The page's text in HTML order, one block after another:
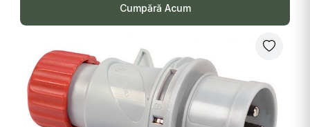
Cumpără Acum